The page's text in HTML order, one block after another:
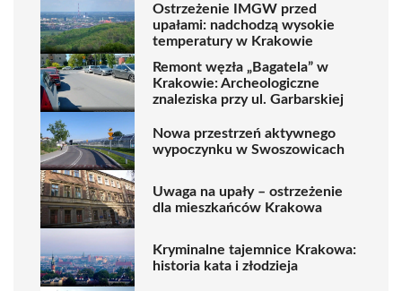
Ostrzeżenie IMGW przed
upałami: nadchodzą wysokie
temperatury w Krakowie
Remont węzła „Bagatela” w
Krakowie: Archeologiczne
znaleziska przy ul. Garbarskiej
Nowa przestrzeń aktywnego
wypoczynku w Swoszowicach
Uwaga na upały – ostrzeżenie
dla mieszkańców Krakowa
Kryminalne tajemnice Krakowa:
historia kata i złodzieja